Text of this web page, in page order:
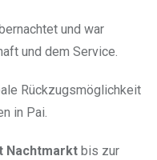
und war
und dem Service.
Rückzugsmöglichkeit
in Pai.
Nachtmarkt bis zur